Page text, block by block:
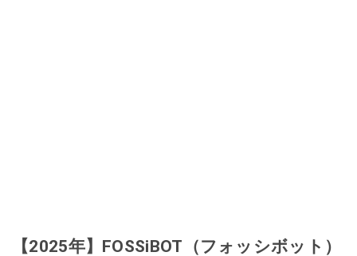
【2025年】FOSSiBOT（フォッシボット）